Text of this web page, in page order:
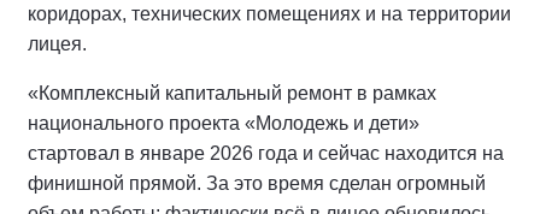
коридорах, технических помещениях и на территории
лицея.
«Комплексный капитальный ремонт в рамках
национального проекта «Молодежь и дети»
стартовал в январе 2026 года и сейчас находится на
финишной прямой. За это время сделан огромный